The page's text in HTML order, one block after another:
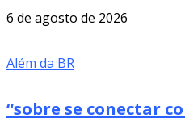
6 de agosto de 2026
Além da BR
“sobre se conectar